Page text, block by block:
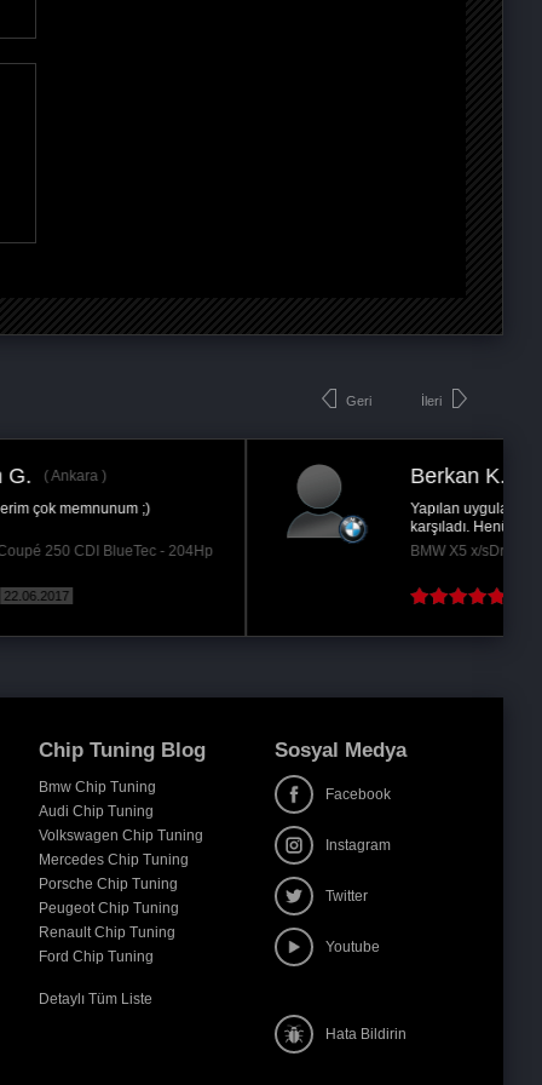
Geri
Ankara
Yapılan uygulama beklentilerimi fazlasıyla
karşıladı. Henüz yaptıralı 4000 km oldu ancak...
BMW X5 x/sDrive 25d - 218Hp @270 Hp
( Devamını oku )
İleri
Chip Tuning Blog
Bmw Chip Tuning
Audi Chip Tuning
Volkswagen Chip Tuning
Mercedes Chip Tuning
Porsche Chip Tuning
Peugeot Chip Tuning
Renault Chip Tuning
Ford Chip Tuning
Detaylı Tüm Liste
Sosyal Medya
Facebook
Instagram
Twitter
Youtube
Hata Bildirin